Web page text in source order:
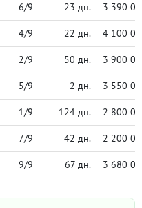
6/9 23 дн. 3 390
4/9 22 дн. 4 100
2/9 50 дн. 3 900
5/9 2 дн. 3 550
1/9 124 дн. 2 800
7/9 42 дн. 2 200
9/9 67 дн. 3 680